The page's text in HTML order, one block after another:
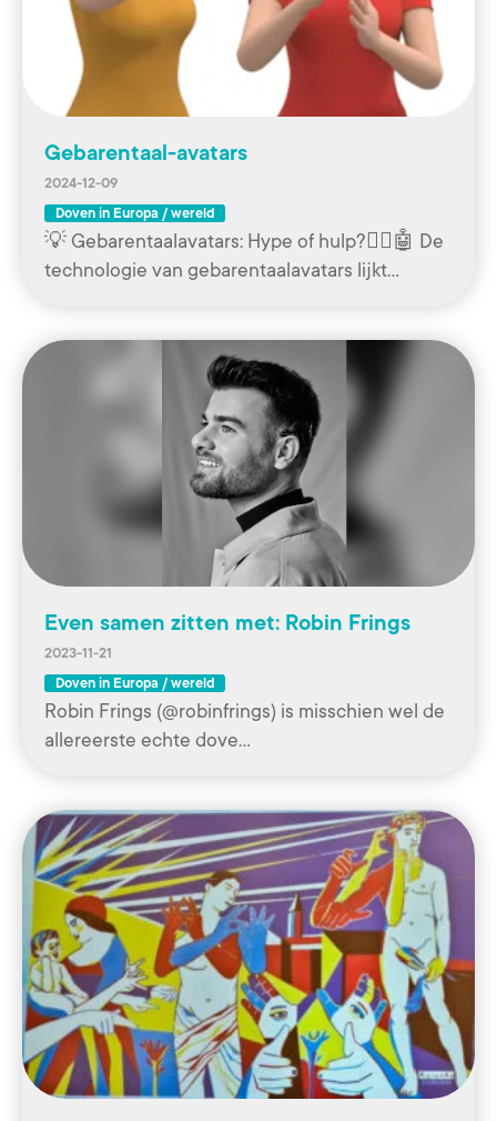
Gebarentaal-avatars
2024-12-09
Doven in Europa / wereld
💡 Gebarentaalavatars: Hype of hulp?🧏‍♀️🤖 De
technologie van gebarentaalavatars lijkt…
Even samen zitten met: Robin Frings
2023-11-21
Doven in Europa / wereld
Robin Frings (@robinfrings) is misschien wel de
allereerste echte dove…